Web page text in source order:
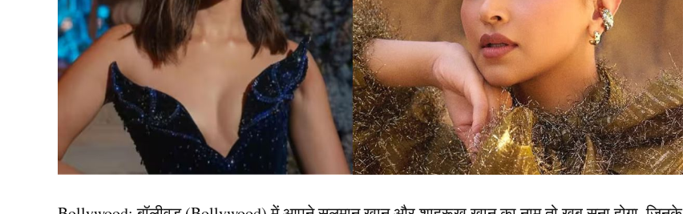
यह भी पढ़ें: T20 वर्ल्ड कप 2026 में अक्षर पटेल की जगह कौन? इन 3 खिलाड़ियों में से एक की खुल सकती है
किस्मत
घरेलू क्रिकेट में लगातार शानदार फॉर्म में सरफराज
28 वर्षीय सरफराज खान (Sarfaraz Khan) का प्रदर्शन घरेलू क्रिकेट में लगातार शानदार रहा है। रणजी ट्रॉफी
से पहले उन्होंने लिस्ट-A टूर्नामेंट विजय हजारे ट्रॉफी में भी अपने बल्ले से खूब रन बरसाए थे। गोवा के खिलाफ
सरफराज ने 157 रनों की विस्फोटक पारी खेलकर सभी का ध्यान अपनी ओर खींचा था, जबकि उत्तराखंड के